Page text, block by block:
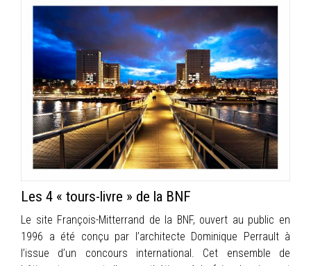
Les 4 « tours-livre » de la BNF
Le site François-Mitterrand de la BNF, ouvert au public en
1996 a été conçu par l’architecte Dominique Perrault à
l’issue d’un concours international. Cet ensemble de